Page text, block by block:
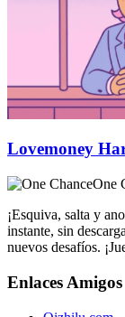
Lovemoney
One
¡Esquiva, salta y
instante, sin
nuevos desafíos.
Enlaces Amigos